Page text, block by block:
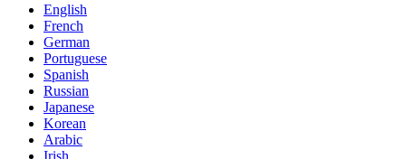
English
French
German
Portuguese
Spanish
Russian
Japanese
Korean
Arabic
Irish